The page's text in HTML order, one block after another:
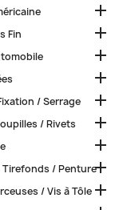

Fin 


/ Serrage 
/ Rivets 

Tirefonds / Penture
/ Vis à Tôle